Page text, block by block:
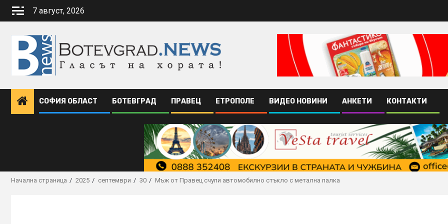
Skip
7 август, 2026
СОФИЯ ОБЛАСТ БОТЕВГРАД ПРАВЕЦ ЕТРОПОЛЕ ВИДЕО НОВИНИ АНКЕТИ КОНТАКТИ
Начална страница 2025 септември 30 Мъж от Правец счупи автомобилно стъкло с метална палка